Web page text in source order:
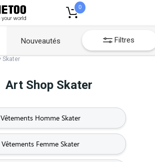
0
Nouveautés Filtres
Skater
Art Shop Skater
Vêtements Homme Skater
Vêtements Femme Skater